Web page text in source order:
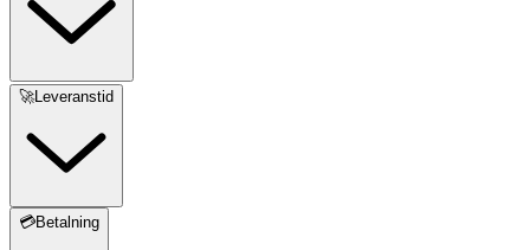
🚀Leveranstid
💳Betalning